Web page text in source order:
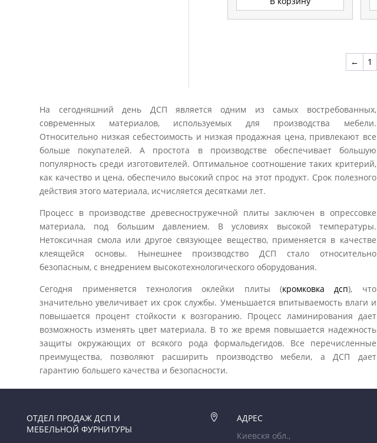
← 1
На сегодняшний день ДСП является одним из самых востребованных,
современных материалов, используемых для производства мебели.
Относительно низкая себестоимость и низкая продажная цена, привлекают все
больше покупателей. А простота в производстве обеспечивает большую
популярность среди изготовителей. Оптимальное соотношение таких критерий,
как качество и цена, обеспечило высокий спрос на этот продукт. Срок полезного
действия этого материала, исчисляется десятками лет.
Процесс в производстве древесностружечной плиты заключен в опрессовке
материала, под большим давлением. В условиях высокой температуры.
Нетоксичная смола или другое связующее вещество, применяется в качестве
клеящейся основы. Нынешнее производство ДСП стало относительно
безопасным, с внедрением высокотехнологического оборудования.
Сегодня применяется технология оклейки плиты (кромковка дсп), что
значительно увеличивает их срок службы. Уменьшается впитываемость влаги и
повышается процент стойкости к возгоранию. Процесс ламинирования дает
возможность изменять цвет материала. В то же время повышается надежность
защиты окружающих от всякого рода формальдегидов. Все перечисленные
преимущества, позволяют расширить производство мебели, а ДСП дает
гарантию большего качества и безопасности.
ОТДЕЛ ПРОДАЖ ДСП И
МЕБЕЛЬНОЙ ФУРНИТУРЫ

АДРЕС
Киевскя обл.,